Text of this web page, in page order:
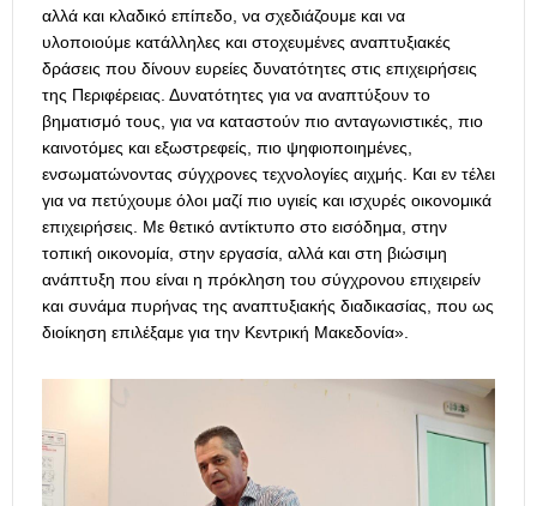
αλλά και κλαδικό επίπεδο, να σχεδιάζουμε και να
υλοποιούμε κατάλληλες και στοχευμένες αναπτυξιακές
δράσεις που δίνουν ευρείες δυνατότητες στις επιχειρήσεις
της Περιφέρειας. Δυνατότητες για να αναπτύξουν το
βηματισμό τους, για να καταστούν πιο ανταγωνιστικές, πιο
καινοτόμες και εξωστρεφείς, πιο ψηφιοποιημένες,
ενσωματώνοντας σύγχρονες τεχνολογίες αιχμής. Και εν τέλει
για να πετύχουμε όλοι μαζί πιο υγιείς και ισχυρές οικονομικά
επιχειρήσεις. Με θετικό αντίκτυπο στο εισόδημα, στην
τοπική οικονομία, στην εργασία, αλλά και στη βιώσιμη
ανάπτυξη που είναι η πρόκληση του σύγχρονου επιχειρείν
και συνάμα πυρήνας της αναπτυξιακής διαδικασίας, που ως
διοίκηση επιλέξαμε για την Κεντρική Μακεδονία».